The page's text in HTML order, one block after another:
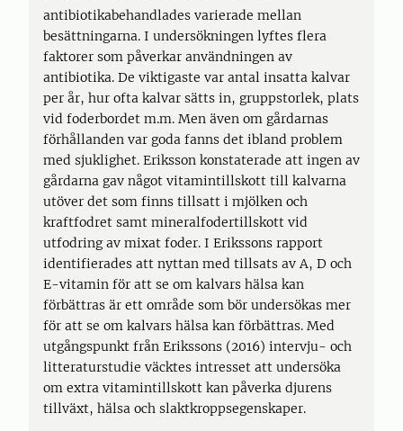
antibiotikabehandlades varierade mellan
besättningarna. I undersökningen lyftes flera
faktorer som påverkar användningen av
antibiotika. De viktigaste var antal insatta kalvar
per år, hur ofta kalvar sätts in, gruppstorlek, plats
vid foderbordet m.m. Men även om gårdarnas
förhållanden var goda fanns det ibland problem
med sjuklighet. Eriksson konstaterade att ingen av
gårdarna gav något vitamintillskott till kalvarna
utöver det som finns tillsatt i mjölken och
kraftfodret samt mineralfodertillskott vid
utfodring av mixat foder. I Erikssons rapport
identifierades att nyttan med tillsats av A, D och
E-vitamin för att se om kalvars hälsa kan
förbättras är ett område som bör undersökas mer
för att se om kalvars hälsa kan förbättras. Med
utgångspunkt från Erikssons (2016) intervju- och
litteraturstudie väcktes intresset att undersöka
om extra vitamintillskott kan påverka djurens
tillväxt, hälsa och slaktkroppsegenskaper.